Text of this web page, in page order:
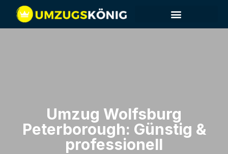
Umzug Wolfsburg​
Peterborough: Günstig &
professionell​